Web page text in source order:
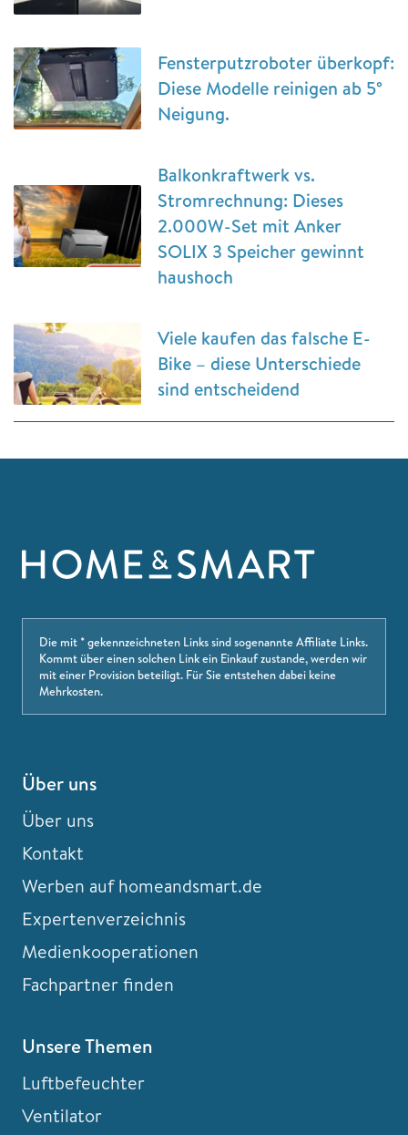
Fensterputzroboter überkopf:
Diese Modelle reinigen ab 5°
Neigung.
Balkonkraftwerk vs.
Stromrechnung: Dieses
2.000W-Set mit Anker
SOLIX 3 Speicher gewinnt
haushoch
Viele kaufen das falsche E-
Bike – diese Unterschiede
sind entscheidend
Die mit * gekennzeichneten Links sind sogenannte Affiliate Links.
Kommt über einen solchen Link ein Einkauf zustande, werden wir
mit einer Provision beteiligt. Für Sie entstehen dabei keine
Mehrkosten.
Über uns
Über uns
Kontakt
Werben auf homeandsmart.de
Expertenverzeichnis
Medienkooperationen
Fachpartner finden
Unsere Themen
Luftbefeuchter
Ventilator